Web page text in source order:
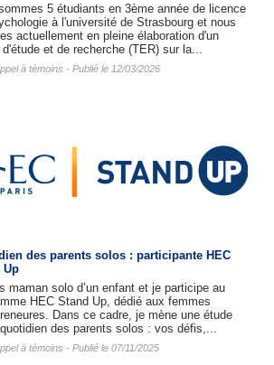
5 étudiants en 3ème année de licence
à l'université de Strasbourg et nous
actuellement en pleine élaboration d'un
et de recherche (TER) sur la...
à témoins - Publié le 12/03/2026
des parents solos : participante HEC
Up
maman solo d’un enfant et je participe au
HEC Stand Up, dédié aux femmes
Dans ce cadre, je mène une étude
des parents solos : vos défis,...
à témoins - Publié le 07/11/2025